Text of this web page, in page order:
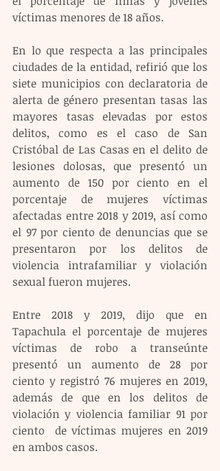
víctimas menores de 18 años.
En lo que respecta a las principales
ciudades de la entidad, refirió que los
siete municipios con declaratoria de
alerta de género presentan tasas las
mayores tasas elevadas por estos
delitos, como es el caso de San
Cristóbal de Las Casas en el delito de
lesiones dolosas, que presentó un
aumento de 150 por ciento en el
porcentaje de mujeres víctimas
afectadas entre 2018 y 2019, así como
el 97 por ciento de denuncias que se
presentaron por los delitos de
violencia intrafamiliar y violación
sexual fueron mujeres.
Entre 2018 y 2019, dijo que en
Tapachula el porcentaje de mujeres
víctimas de robo a transeúnte
presentó un aumento de 28 por
ciento y registró 76 mujeres en 2019,
además de que en los delitos de
violación y violencia familiar 91 por
ciento  de víctimas mujeres en 2019
en ambos casos.